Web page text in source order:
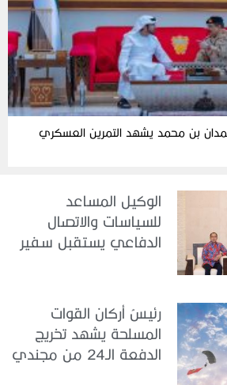
بن محمد يشهد التمرين العسكري
الوكيل المساعد
للسياسات والاتصال
الدفاعي يستقبل سفير
رئيسُ أركان القوات
المسلحة يشهد تخريج
الدفعة الـ24 من مجندي